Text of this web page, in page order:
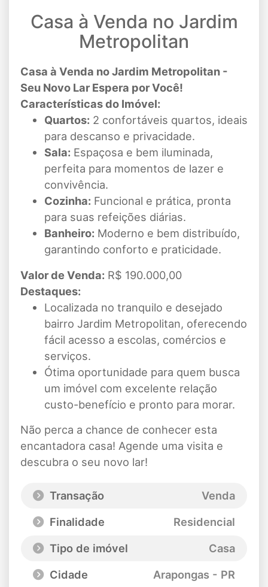
Casa à Venda no Jardim
Metropolitan
Casa à Venda no Jardim Metropolitan -
Seu Novo Lar Espera por Você!
Características do Imóvel:
Quartos: 2 confortáveis quartos, ideais
para descanso e privacidade.
Sala: Espaçosa e bem iluminada,
perfeita para momentos de lazer e
convivência.
Cozinha: Funcional e prática, pronta
para suas refeições diárias.
Banheiro: Moderno e bem distribuído,
garantindo conforto e praticidade.
Valor de Venda: R$ 190.000,00
Destaques:
Localizada no tranquilo e desejado
bairro Jardim Metropolitan, oferecendo
fácil acesso a escolas, comércios e
serviços.
Ótima oportunidade para quem busca
um imóvel com excelente relação
custo-benefício e pronto para morar.
Não perca a chance de conhecer esta
encantadora casa! Agende uma visita e
descubra o seu novo lar!
Transação
Venda
Finalidade
Residencial
Tipo de imóvel
Casa
Cidade
Arapongas - PR